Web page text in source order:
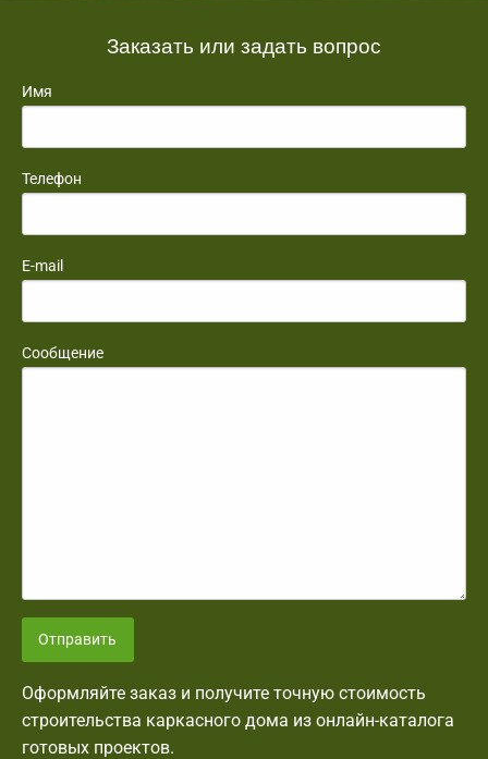
Заказать или задать вопрос
Имя
Телефон
E-mail
Сообщение
Отправить
Оформляйте заказ и получите точную стоимость
строительства каркасного дома из онлайн-каталога
готовых проектов.